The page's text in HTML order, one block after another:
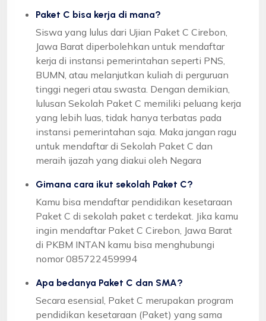
Paket C bisa kerja di mana?
Siswa yang lulus dari Ujian Paket C Cirebon,
Jawa Barat diperbolehkan untuk mendaftar
kerja di instansi pemerintahan seperti PNS,
BUMN, atau melanjutkan kuliah di perguruan
tinggi negeri atau swasta. Dengan demikian,
lulusan Sekolah Paket C memiliki peluang kerja
yang lebih luas, tidak hanya terbatas pada
instansi pemerintahan saja. Maka jangan ragu
untuk mendaftar di Sekolah Paket C dan
meraih ijazah yang diakui oleh Negara
Gimana cara ikut sekolah Paket C?
Kamu bisa mendaftar pendidikan kesetaraan
Paket C di sekolah paket c terdekat. Jika kamu
ingin mendaftar Paket C Cirebon, Jawa Barat
di PKBM INTAN kamu bisa menghubungi
nomor 085722459994
Apa bedanya Paket C dan SMA?
Secara esensial, Paket C merupakan program
pendidikan kesetaraan (Paket) yang sama